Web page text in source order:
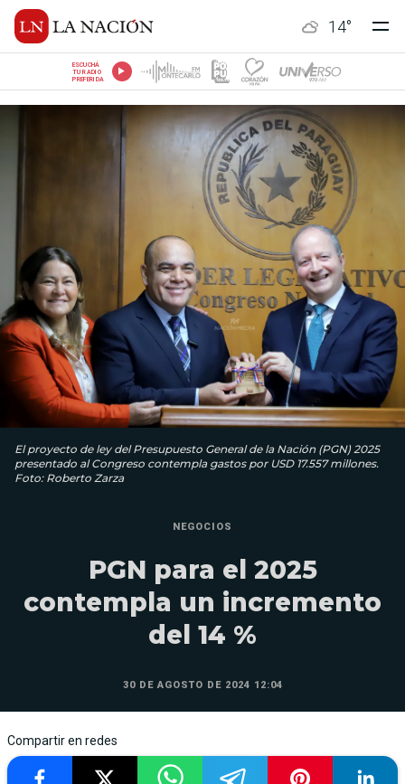
14°
ESCUCHÁ
TU RADIO
PREFERIDA
El proyecto de ley del Presupuesto General de la Nación (PGN) 2025
presentado al Congreso contempla gastos por USD 17.557 millones.
Foto: Roberto Zarza
NEGOCIOS
PGN para el 2025
contempla un incremento
del 14 %
30 DE AGOSTO DE 2024 12:04
Compartir en redes